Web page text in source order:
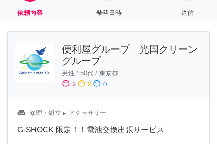
依頼内容 希望日時 送信
便利屋グループ 光国クリーン
グループ
男性 / 50代 / 東京都
sentiment_satisfied 2 sentiment_neutral 0 sentiment_dissatisfied 0
weekend 修理・組立 ▸ アクセサリー
G-SHOCK 限定！！電池交換出張サービス